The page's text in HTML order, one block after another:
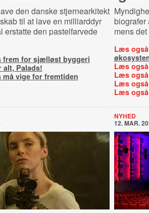
den danske stjernearkitekt
til at lave en milliarddyr
erstatte den pastelfarvede
frem for sjælløst byggeri
alt, Palads!
må vige for fremtiden
biografer
mens
Læs
Læs
Læs
Læs
Læs
NYHED
12. MAR.